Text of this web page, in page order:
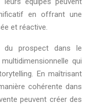
en offrant une
et réactive.
du prospect dans le
qui
En maîtrisant
cohérente dans
peuvent créer des